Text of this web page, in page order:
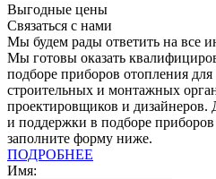
Выгодные цены
Связаться с нами
Мы будем рады ответить на все
Мы готовы оказать
подборе приборов отопления
строительных и монтажных
проектировщиков и дизайнеров.
и поддержки в подборе
заполните форму ниже.
ПОДРОБНЕЕ
Имя: